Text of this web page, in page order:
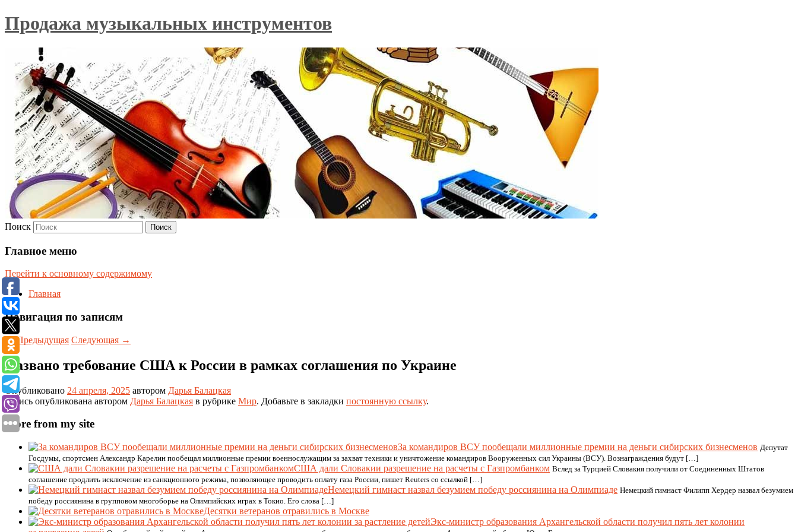
Продажа музыкальных инструментов
Поиск
Главное меню
Перейти к основному содержимому
Главная
Навигация по записям
←Предыдущая Следующая →
Названо требование США к России в рамках соглашения по Украине
Опубликовано 24 апреля, 2025 автором Дарья Балацкая
Запись опубликована автором Дарья Балацкая в рубрике Мир. Добавьте в закладки постоянную ссылку.
More from my site
За командиров ВСУ пообещали миллионные премии на деньги сибирских бизнесменов Депутат
Госдумы, спортсмен Александр Карелин пообещал миллионные премии военнослужащим за захват техники и уничтожение командиров Вооруженных сил Украины (ВСУ). Вознаграждения будут […]
США дали Словакии разрешение на расчеты с Газпромбанком Вслед за Турцией Словакия получили от Соединенных Штатов
соглашение продлить исключение из санкционного режима, позволяющее проводить оплату газа России, пишет Reuters со ссылкой […]
Немецкий гимнаст назвал безумием победу россиянина на Олимпиаде Немецкий гимнаст Филипп Хердер назвал безумием
победу россиянина в групповом многоборье на Олимпийских играх в Токио. Его слова […]
Десятки ветеранов отравились в Москве
Экс-министр образования Архангельской области получил пять лет колонии